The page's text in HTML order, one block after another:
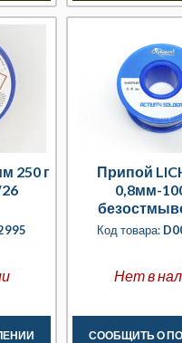
250 г
Припой
0,8мм-
Код товара:
Нет в
СООБЩИТЬ О